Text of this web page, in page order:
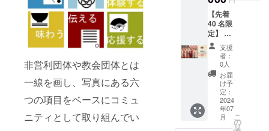
非営利団体や教会団体とは
一線を画し、写真にある六
つの項目をベースにコミュ
ニティとして取り組んでい
定して
おりま
す
効期限
は2024
年12月
末まで
とさせ
ていた
だきま
す
【先着
40 名限
定】 お
食事券
8枚＋プ
レオー
プン優
先ご招
6,000円
のお食
事券を8
支援
者：
0人
お届
け予
定：
2024
年07
月
こ
の
リ